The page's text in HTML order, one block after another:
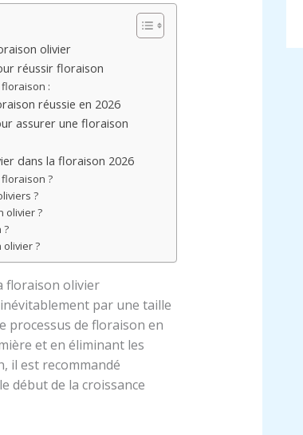
olivier
réussir floraison
:
réussie en 2026
assurer une floraison
dans la floraison 2026
?
?
olivier ?
?
?
floraison olivier
par une taille
processus de floraison en
et en éliminant les
il est recommandé
début de la croissance